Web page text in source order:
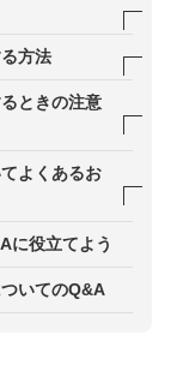
」機能とは？
方法
する
設定する
る
ときの注意
ヵ月まで
よくあるお
索」は何が違
に役立てよう
いてのQ&A